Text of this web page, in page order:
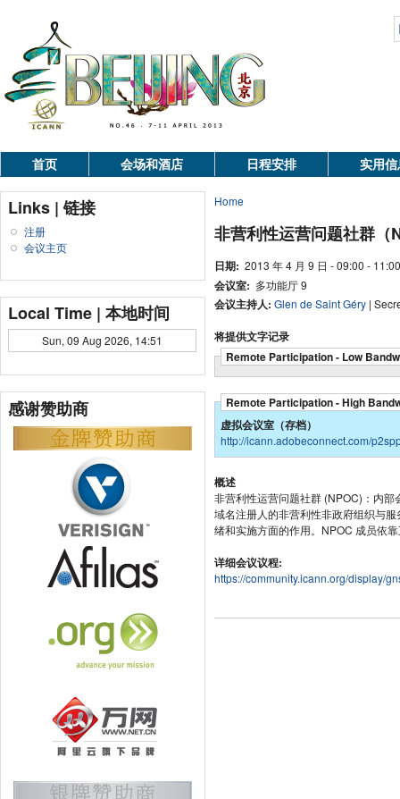
首页 会场和酒店 日程安排 实用
Links | 链接
注册
会议主页
Local Time | 本地时间
Sun, 09 Aug 2026, 14:51
感谢赞助商
Home
非营利性运营问题社群（
日期: 2013 年 4 月 9 日 - 09:00 - 11:00
会议室: 多功能厅 9
会议主持人: Glen de Saint Géry |
将提供文字记录
Remote Participation - Low
Remote Participation - High
虚拟会议室（存档）
http://icann.adobeconnect.com/
概述
非营利性运营问题社群 (NPOC)：内
域名注册人的非营利性非政府组织与
绪和实施方面的作用。NPOC 成员依
详细会议议程:
https://community.icann.org/display/